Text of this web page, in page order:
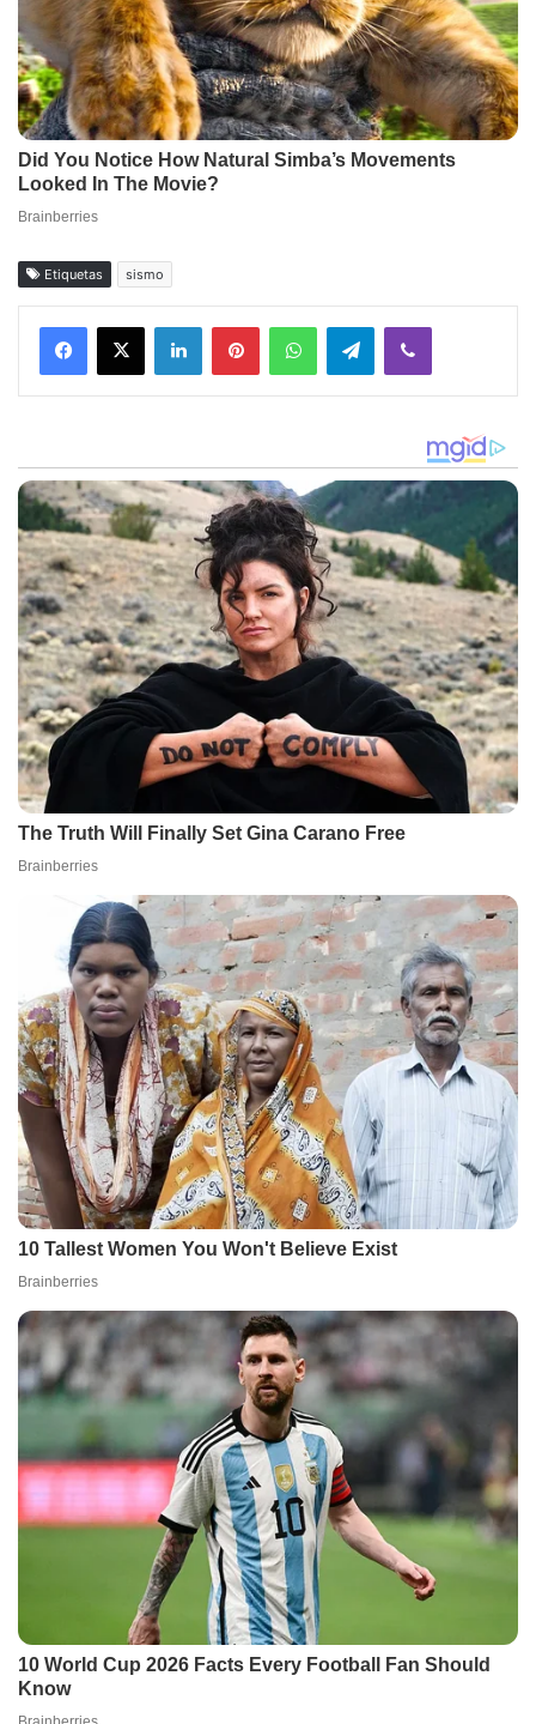
Etiquetas sismo
Facebook
X LinkedInPinterestWhatsAppTelegramViber